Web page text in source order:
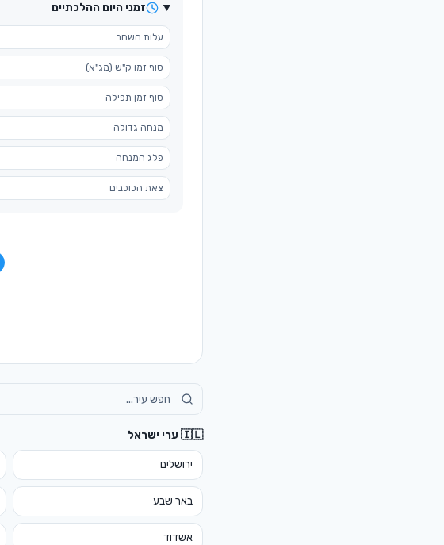
זמני היום ההלכתיים
עלות השחר
סוף זמן ק"ש (מג"א)
סוף זמן תפילה
מנחה גדולה
פלג המנחה
צאת הכוכבים
🇮🇱 ערי ישראל
ירושלים
באר שבע
אשדוד